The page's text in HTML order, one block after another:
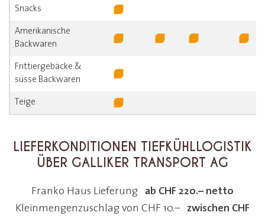
Snacks
Amerikanische
Backwaren
Frittiergebäcke &
süsse Backwaren
Teige
LIEFERKONDITIONEN TIEFKÜHLLOGISTIK
ÜBER GALLIKER TRANSPORT AG
Franko Haus Lieferung ab CHF 220.– netto
Kleinmengenzuschlag von CHF 10.– zwischen CHF